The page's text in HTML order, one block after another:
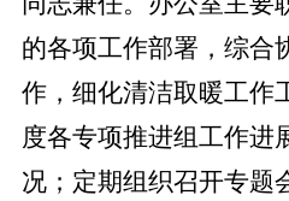
的各项工作部署，综合
作，细化清洁取暖工作
度各专项推进组工作进
况；定期组织召开专题